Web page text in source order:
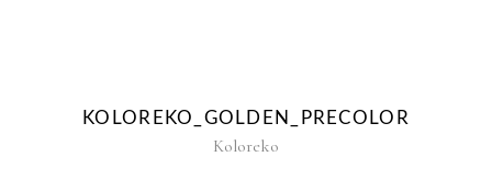
KOLOREKO_GOLDEN_PRECOLOR
Koloreko